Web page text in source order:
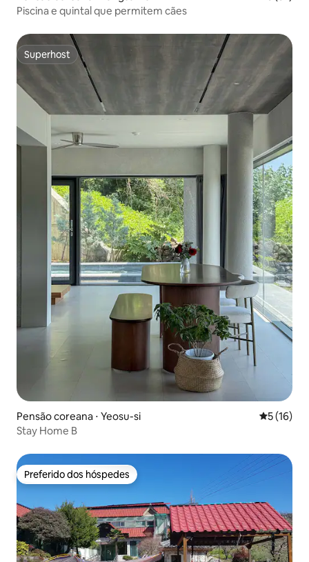
Piscina e quintal que permitem cães
Superhost
Superhost
Pensão coreana ⋅ Yeosu-si 5 de uma
5 (16)
Stay Home B
Preferido dos hóspedes
Preferido dos hóspedes